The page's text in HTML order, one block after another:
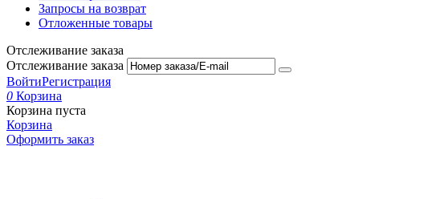
Запросы на возврат
Отложенные товары
Отслеживание заказа
Отслеживание заказа
ВойтиРегистрация
0 Корзина
Корзина пуста
Корзина
Оформить заказ